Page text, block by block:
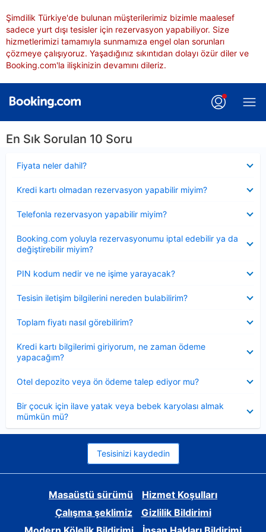
Şimdilik Türkiye'de bulunan müşterilerimiz bizimle maalesef
sadece yurt dışı tesisler için rezervasyon yapabiliyor. Size
hizmetlerimizi tamamıyla sunmamıza engel olan sorunları
çözmeye çalışıyoruz. Yaşadığınız sıkıntıdan dolayı özür diler ve
Booking.com'la ilişkinizin devamını dileriz.
En Sık Sorulan 10 Soru
Fiyata neler dahil?
Kredi kartı olmadan rezervasyon yapabilir miyim?
Telefonla rezervasyon yapabilir miyim?
Booking.com yoluyla rezervasyonumu iptal edebilir ya da
değiştirebilir miyim?
PIN kodum nedir ve ne işime yarayacak?
Tesisin iletişim bilgilerini nereden bulabilirim?
Toplam fiyatı nasıl görebilirim?
Kredi kartı bilgilerimi giriyorum, ne zaman ödeme
yapacağım?
Otel depozito veya ön ödeme talep ediyor mu?
Bir çocuk için ilave yatak veya bebek karyolası almak
mümkün mü?
Tesisinizi kaydedin
Masaüstü sürümü
Hizmet Koşulları
Çalışma şeklimiz
Gizlilik Bildirimi